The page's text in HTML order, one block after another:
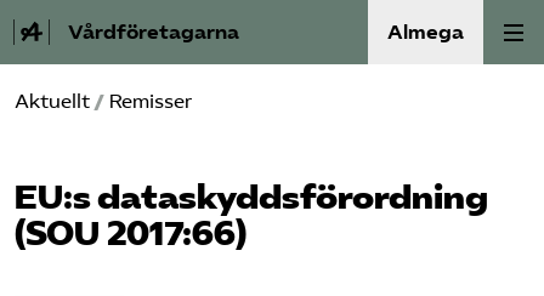
Vårdföretagarna Almega
Välfärdskriminalitet
Medlemskap
Aktuellt / Remisser
EU:s data­skydds­förordning
(SOU 2017:66)